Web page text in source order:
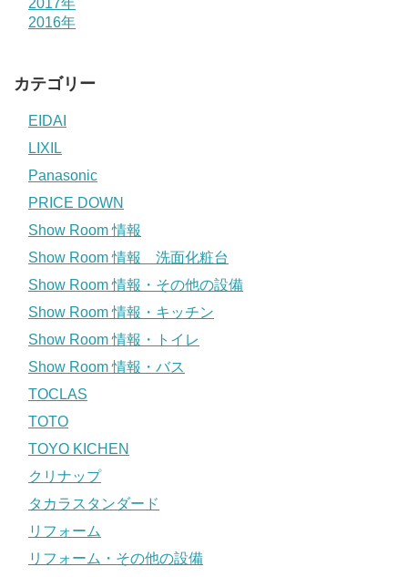
2017年
2016年
カテゴリー
EIDAI
LIXIL
Panasonic
PRICE DOWN
Show Room 情報
Show Room 情報 洗面化粧台
Show Room 情報・その他の設備
Show Room 情報・キッチン
Show Room 情報・トイレ
Show Room 情報・バス
TOCLAS
TOTO
TOYO KICHEN
クリナップ
タカラスタンダード
リフォーム
リフォーム・その他の設備